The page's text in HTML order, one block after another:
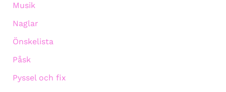
Musik
Naglar
Önskelista
Påsk
Pyssel och fix